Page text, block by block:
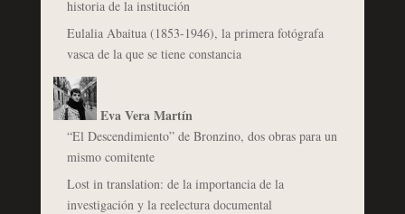
historia de la institución
Eulalia Abaitua (1853-1946), la primera fotógrafa
vasca de la que se tiene constancia
Eva Vera Martín
“El Descendimiento” de Bronzino, dos obras para un
mismo comitente
Lost in translation: de la importancia de la
investigación y la reelectura documental